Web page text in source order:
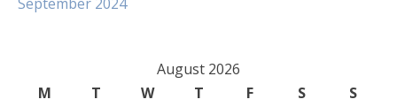
August 2026
M
T W T F S
S